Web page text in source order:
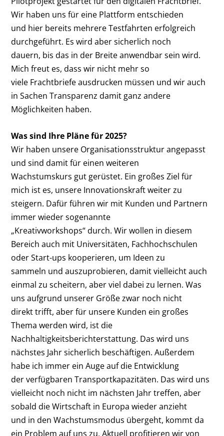
Wir haben uns für eine Plattform entschieden
und hier bereits mehrere Testfahrten erfolgreich
durchgeführt. Es wird aber sicherlich noch
dauern, bis das in der Breite anwendbar sein wird.
Mich freut es, dass wir nicht mehr so
viele Frachtbriefe ausdrucken müssen und wir auch
in Sachen Transparenz damit ganz andere
Möglichkeiten haben.
Was sind Ihre Pläne für 2025?
Wir haben unsere Organisationsstruktur angepasst
und sind damit für einen weiteren
Wachstumskurs gut gerüstet. Ein großes Ziel für
mich ist es, unsere Innovationskraft weiter zu
steigern. Dafür führen wir mit Kunden und Partnern
immer wieder sogenannte
„Kreativworkshops“ durch. Wir wollen in diesem
Bereich auch mit Universitäten, Fachhochschulen
oder Start-ups kooperieren, um Ideen zu
sammeln und auszuprobieren, damit vielleicht auch
einmal zu scheitern, aber viel dabei zu lernen. Was
uns aufgrund unserer Größe zwar noch nicht
direkt trifft, aber für unsere Kunden ein großes
Thema werden wird, ist die
Nachhaltigkeitsberichterstattung. Das wird uns
nächstes Jahr sicherlich beschäftigen. Außerdem
habe ich immer ein Auge auf die Entwicklung
der verfügbaren Transportkapazitäten. Das wird uns
vielleicht noch nicht im nächsten Jahr treffen, aber
sobald die Wirtschaft in Europa wieder anzieht
und in den Wachstumsmodus übergeht, kommt da
ein Problem auf uns zu. Aktuell profitieren wir von